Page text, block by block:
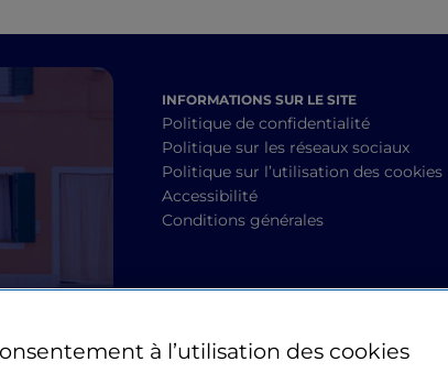
INFORMATIONS SUR LE SITE
Politique de confidentialité
Politique sur les réseaux sociaux
Politique sur l’utilisation des cookies
Accessibilité
Conditions générales
à l’utilisation des cookies